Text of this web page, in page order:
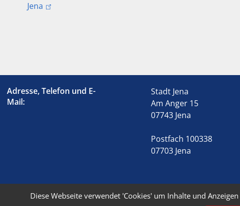
Jena
Adresse, Telefon und E-
Mail:
Stadt Jena
Am Anger 15
07743 Jena
Postfach 100338
07703 Jena
Diese Webseite verwendet 'Cookies' um Inhalte und